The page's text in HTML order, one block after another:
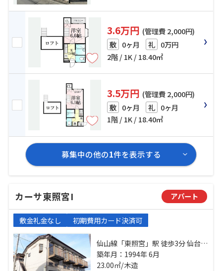
3.6万円 (管理費 2,000円)
敷 0ヶ月 礼 0万円
2階 / 1K / 18.40㎡
3.5万円 (管理費 2,000円)
敷 0ヶ月 礼 0ヶ月
1階 / 1K / 18.40㎡
募集中の他の1件を表示する
カーサ東照宮I アパート
敷金礼金なし 初期費用カード決済可
仙山線「東照宮」駅 徒歩3分 仙台市
営南北線「台原」駅 徒歩24分 仙山
線「北仙台」駅 徒歩26分
築年月：1994年 6月
23.00㎡/木造